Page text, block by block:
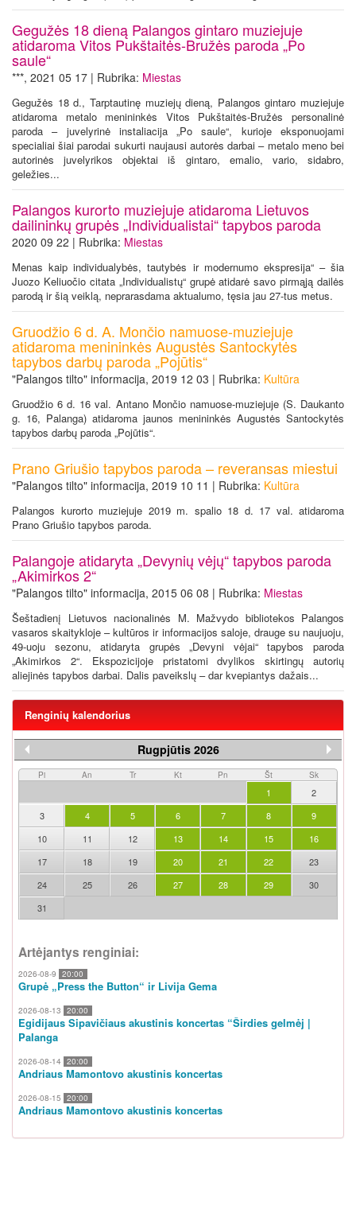
Gegužės 18 dieną Palangos gintaro muziejuje
atidaroma Vitos Pukštaitės-Bružės paroda „Po
saule“
***, 2021 05 17 | Rubrika: Miestas
Gegužės 18 d., Tarptautinę muziejų dieną, Palangos gintaro muziejuje
atidaroma metalo menininkės Vitos Pukštaitės-Bružės personalinė
paroda – juvelyrinė instaliacija „Po saule“, kurioje eksponuojami
specialiai šiai parodai sukurti naujausi autorės darbai – metalo meno bei
autorinės juvelyrikos objektai iš gintaro, emalio, vario, sidabro,
geležies...
Palangos kurorto muziejuje atidaroma Lietuvos
dailininkų grupės „Individualistai“ tapybos paroda
2020 09 22 | Rubrika: Miestas
Menas kaip individualybės, tautybės ir modernumo ekspresija“ – šia
Juozo Keliuočio citata „Individualistų“ grupė atidarė savo pirmąją dailės
parodą ir šią veiklą, neprarasdama aktualumo, tęsia jau 27-tus metus.
Gruodžio 6 d. A. Mončio namuose-muziejuje
atidaroma menininkės Augustės Santockytės
tapybos darbų paroda „Pojūtis“
"Palangos tilto" informacija, 2019 12 03 | Rubrika: Kultūra
Gruodžio 6 d. 16 val. Antano Mončio namuose-muziejuje (S. Daukanto
g. 16, Palanga) atidaroma jaunos menininkės Augustės Santockytės
tapybos darbų paroda „Pojūtis“.
Prano Griušio tapybos paroda – reveransas miestui
"Palangos tilto" informacija, 2019 10 11 | Rubrika: Kultūra
Palangos kurorto muziejuje 2019 m. spalio 18 d. 17 val. atidaroma
Prano Griušio tapybos paroda.
Palangoje atidaryta „Devynių vėjų“ tapybos paroda
„Akimirkos 2“
"Palangos tilto" informacija, 2015 06 08 | Rubrika: Miestas
Šeštadienį Lietuvos nacionalinės M. Mažvydo bibliotekos Palangos
vasaros skaitykloje – kultūros ir informacijos saloje, drauge su naujuoju,
49-uoju sezonu, atidaryta grupės „Devyni vėjai“ tapybos paroda
„Akimirkos 2“. Ekspozicijoje pristatomi dvylikos skirtingų autorių
aliejinės tapybos darbai. Dalis paveikslų – dar kvepiantys dažais...
Renginių kalendorius
Rugpjūtis 2026
Pi An Tr Kt Pn Št Sk
1
2
3
4 5 6 7 8
9
10
11 12 13 14 15
16
17
18 19 20 21 22
23
24
25 26 27 28 29
30
31
Artėjantys renginiai:
2026-08-9 20:00
Grupė „Press the Button“ ir Livija Gema
2026-08-13 20:00
Egidijaus Sipavičiaus akustinis koncertas “Širdies gelmėj |
Palanga
2026-08-14 20:00
Andriaus Mamontovo akustinis koncertas
2026-08-15 20:00
Andriaus Mamontovo akustinis koncertas